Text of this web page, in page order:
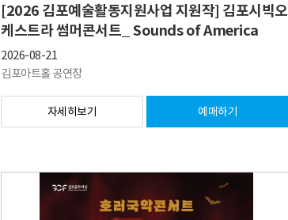
[2026 김포예술활동지원사업 지원작] 김포시빅오
케스트라 썸머콘서트_ Sounds of America
2026-08-21
김포아트홀 공연장
자세히보기 예매하기